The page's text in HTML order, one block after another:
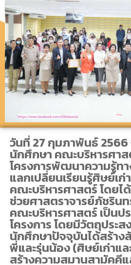
วันที่ 27 กุมภาพันธ์
นักศึกษา คณะบริหารศาส
โครงการพัฒนาความรู้ทา
แลกเปลี่ยนเรียนรู้ศิษย์เ
คณะบริหารศาสตร์ โดยไ
ช่วยศาสตราจารย์ภัชริ
คณะบริหารศาสตร์ เป็นป
โครงการ โดยมีวัตถุประส
นักศึกษาปัจจุบันได้สร้าง
พี่และรุ่นน้อง (ศิษย์เก่าแ
สร้างความสมานสามัคคีแ